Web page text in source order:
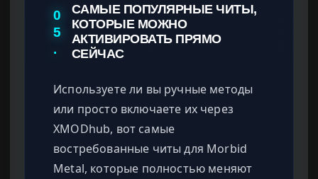
0
5
.
САМЫЕ ПОПУЛЯРНЫЕ ЧИТЫ,
КОТОРЫЕ МОЖНО
АКТИВИРОВАТЬ ПРЯМО
СЕЙЧАС
Используете ли вы ручные методы
или просто включаете их через
XMODhub, вот самые
востребованные читы для Morbid
Metal, которые полностью меняют